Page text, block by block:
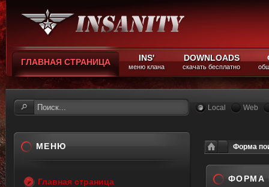
ГЛАВНАЯ СТРАНИЦА INS'
меню клана
DOWNLOADS
скачать бесплатно
Local Web
Форма
ФОРМА
МЕНЮ
Главная страница